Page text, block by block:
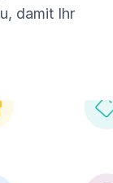
damit Ihr